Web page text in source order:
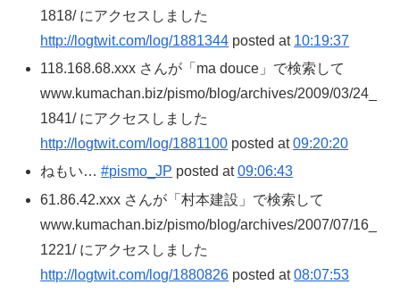
1818/ にアクセスしました
http://logtwit.com/log/1881344 posted at 10:19:37
118.168.68.xxx さんが「ma douce」で検索して
www.kumachan.biz/pismo/blog/archives/2009/03/24_
1841/ にアクセスしました
http://logtwit.com/log/1881100 posted at09:20:20
ねもい…#pismo_JP posted at09:06:43
61.86.42.xxx さんが「村本建設」で検索して
www.kumachan.biz/pismo/blog/archives/2007/07/16_
1221/ にアクセスしました
http://logtwit.com/log/1880826 posted at08:07:53